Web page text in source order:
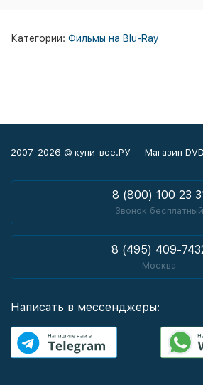
Категории: Фильмы на Blu-Ray
2007-2026 © купи-все.РУ — Магазин
8 (800) 100 23
Звонок бесплатный
8 (495) 409-
Москва
Написать в мессенджеры: